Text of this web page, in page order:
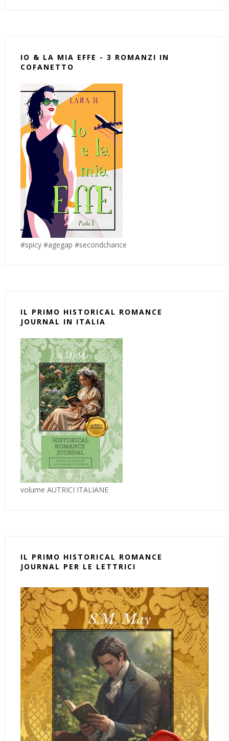
IO & LA MIA EFFE - 3 ROMANZI IN
COFANETTO
#spicy #agegap #secondchance
IL PRIMO HISTORICAL ROMANCE
JOURNAL IN ITALIA
volume AUTRICI ITALIANE
IL PRIMO HISTORICAL ROMANCE
JOURNAL PER LE LETTRICI